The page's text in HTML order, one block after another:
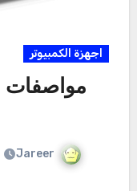
اجهزة الكمبيوتر
Jareer